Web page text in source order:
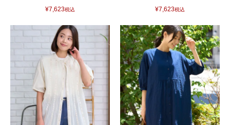
¥7,623税込 ¥7,623税込